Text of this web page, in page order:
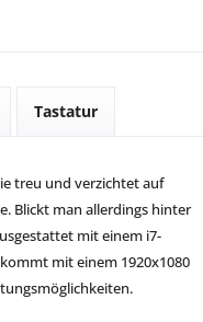
Tastatur
treu und verzichtet auf
Blickt man allerdings hinter
mit einem i7-
mit einem 1920x1080